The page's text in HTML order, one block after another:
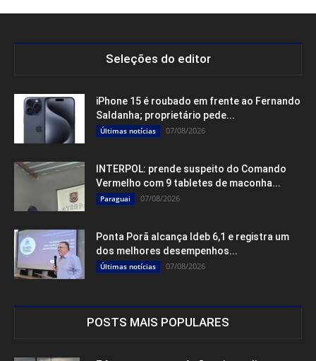
Seleções do editor
iPhone 15 é roubado em frente ao Fernando
Saldanha; proprietário pede...
Últimas notícias 07/08/2026
INTERPOL: prende suspeito do Comando
Vermelho com 9 tabletes de maconha...
Paraguai 07/08/2026
Ponta Porã alcança Ideb 6,1 e registra um
dos melhores desempenhos...
Últimas notícias 07/08/2026
POSTS MAIS POPULARES